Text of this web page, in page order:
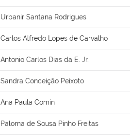
Urbanir Santana Rodrigues
Carlos Alfredo Lopes de Carvalho
Antonio Carlos Dias da E. Jr.
Sandra Conceição Peixoto
Ana Paula Comin
Paloma de Sousa Pinho Freitas